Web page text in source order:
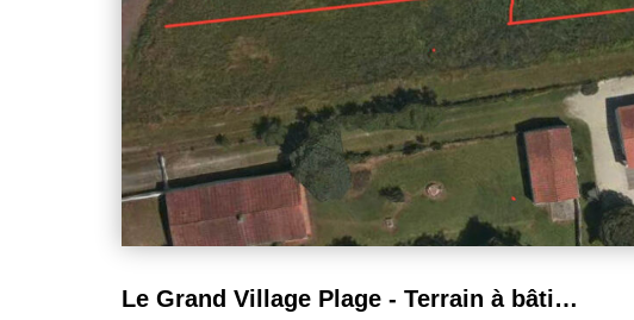
Le Grand Village Plage - Terrain à bâtir 844 m²